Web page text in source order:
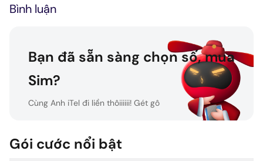
Bình luận
Bạn đã sẵn sàng chọn số, mua
Sim?
Cùng Anh iTel đi liền thôiiiiii! Gét gô
Gét gô!
Gói cước nổi bật